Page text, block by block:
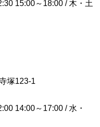
15:00～18:00 / 木・土
塚123-1
14:00～17:00 / 水・